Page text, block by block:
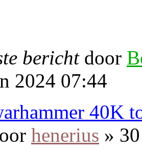
bericht door
2024 07:44
40K
henerius »